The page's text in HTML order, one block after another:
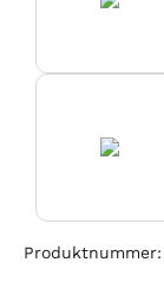
Produktnummer: